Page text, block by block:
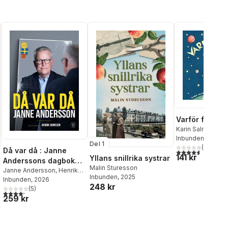
röster:
Då var då : Janne
Anderssons dagbok
som förbundskapten
Janne Andersson, Henrik
Johnsson
Inbunden, 2026
4,2utav 5 stjärnor. Totalt antal röster:
(5)
259 kr
Del 1
Yllans snillrika systrar
Malin Sturesson
Inbunden, 2025
248 kr
Varför finns
Karin Salmson
Sandquist
Inbunden
4,6utav 5(
141 kr